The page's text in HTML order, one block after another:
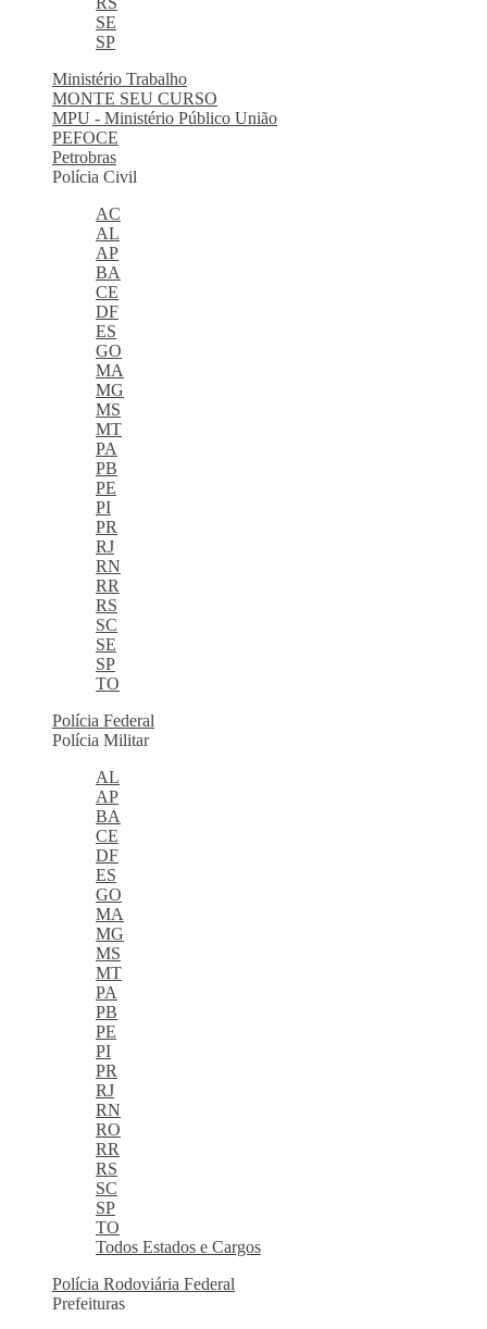
SE
SP
Ministério Trabalho
MONTE SEU CURSO
MPU - Ministério Público União
PEFOCE
Petrobras
Polícia Civil
AC
AL
AP
BA
CE
DF
ES
GO
MA
MG
MS
MT
PA
PB
PE
PI
PR
RJ
RN
RR
RS
SC
SE
SP
TO
Polícia Federal
Polícia Militar
AL
AP
BA
CE
DF
ES
GO
MA
MG
MS
MT
PA
PB
PE
PI
PR
RJ
RN
RO
RR
RS
SC
SP
TO
Todos Estados e Cargos
Polícia Rodoviária Federal
Prefeituras